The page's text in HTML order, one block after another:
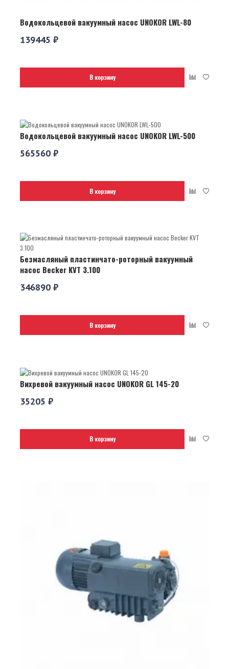
Водокольцевой вакуумный насос UNOKOR LWL-80
139445 ₽
В корзину
Водокольцевой вакуумный насос UNOKOR LWL-500
565560 ₽
В корзину
Безмасляный пластинчато-роторный вакуумный
насос Becker KVT 3.100
346890 ₽
В корзину
Вихревой вакуумный насос UNOKOR GL 145-20
35205 ₽
В корзину